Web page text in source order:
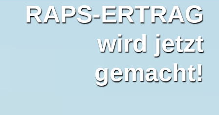
RAPS-ERTRAG
wird jetzt
gemacht!